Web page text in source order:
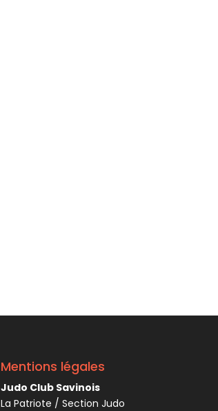
Mentions légales
Judo Club Savinois
La Patriote / Section Judo